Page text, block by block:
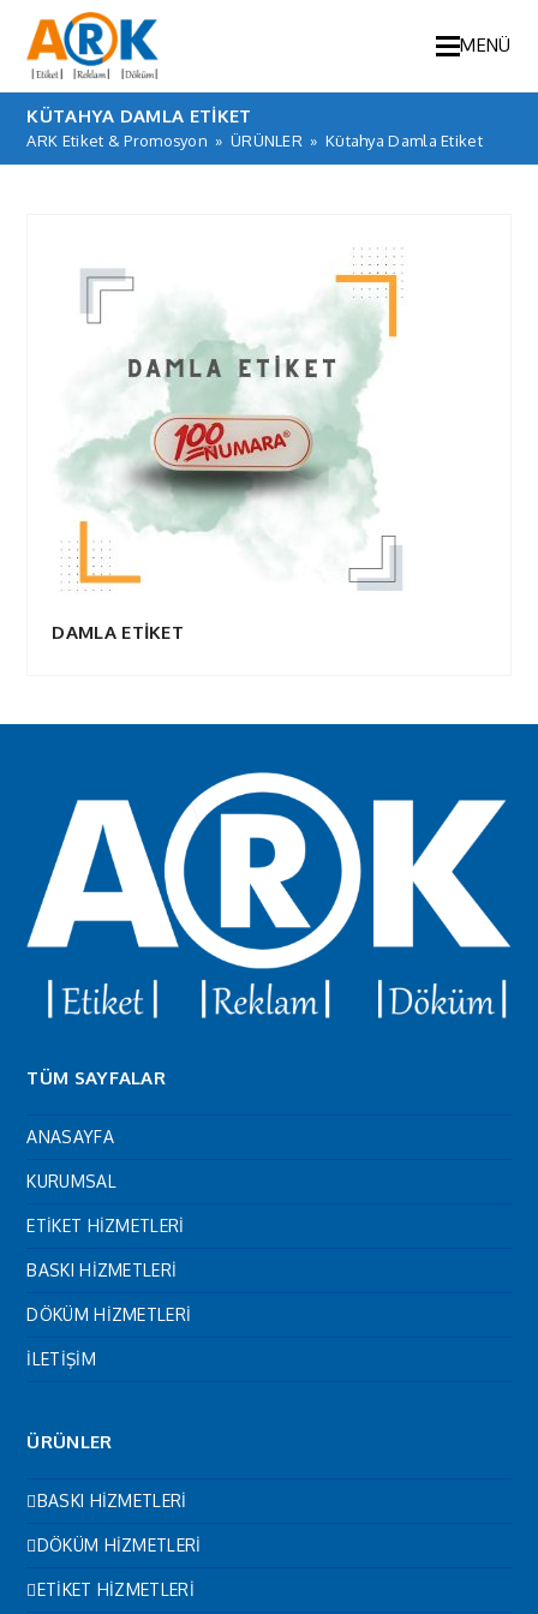
MENÜ
KÜTAHYA DAMLA ETIKET
ARK Etiket & Promosyon » ÜRÜNLER » Kütahya Damla Etiket
DAMLA ETİKET
TÜM SAYFALAR
ANASAYFA
KURUMSAL
ETİKET HİZMETLERİ
BASKI HİZMETLERİ
DÖKÜM HİZMETLERİ
İLETİŞİM
ÜRÜNLER
BASKI HİZMETLERİ
DÖKÜM HİZMETLERİ
ETİKET HİZMETLERİ